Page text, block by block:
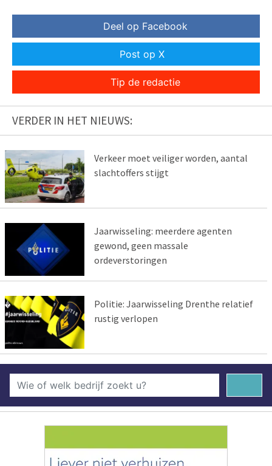
Deel op Facebook
Post op X
Tip de redactie
VERDER IN HET NIEUWS:
Verkeer moet veiliger worden, aantal
slachtoffers stijgt
Jaarwisseling: meerdere agenten
gewond, geen massale
ordeverstoringen
Politie: Jaarwisseling Drenthe relatief
rustig verlopen